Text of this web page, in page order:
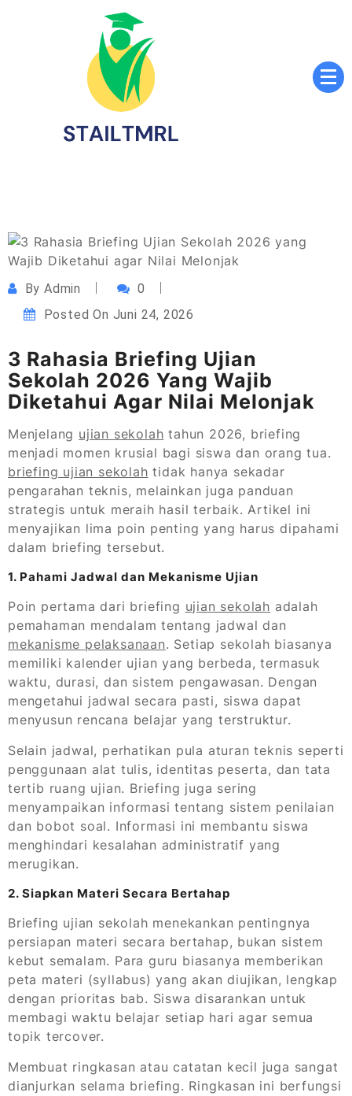
ByAdmin
0
Posted On Juni 24, 2026
3 Rahasia Briefing Ujian
Sekolah 2026 Yang Wajib
Diketahui Agar Nilai Melonjak
Menjelang ujian sekolah tahun 2026, briefing
menjadi momen krusial bagi siswa dan orang tua.
briefing ujian sekolah tidak hanya sekadar
pengarahan teknis, melainkan juga panduan
strategis untuk meraih hasil terbaik. Artikel ini
menyajikan lima poin penting yang harus dipahami
dalam briefing tersebut.
1. Pahami Jadwal dan Mekanisme Ujian
Poin pertama dari briefing ujian sekolah adalah
pemahaman mendalam tentang jadwal dan
mekanisme pelaksanaan. Setiap sekolah biasanya
memiliki kalender ujian yang berbeda, termasuk
waktu, durasi, dan sistem pengawasan. Dengan
mengetahui jadwal secara pasti, siswa dapat
menyusun rencana belajar yang terstruktur.
Selain jadwal, perhatikan pula aturan teknis seperti
penggunaan alat tulis, identitas peserta, dan tata
tertib ruang ujian. Briefing juga sering
menyampaikan informasi tentang sistem penilaian
dan bobot soal. Informasi ini membantu siswa
menghindari kesalahan administratif yang
merugikan.
2. Siapkan Materi Secara Bertahap
Briefing ujian sekolah menekankan pentingnya
persiapan materi secara bertahap, bukan sistem
kebut semalam. Para guru biasanya memberikan
peta materi (syllabus) yang akan diujikan, lengkap
dengan prioritas bab. Siswa disarankan untuk
membagi waktu belajar setiap hari agar semua
topik tercover.
Membuat ringkasan atau catatan kecil juga sangat
dianjurkan selama briefing. Ringkasan ini berfungsi